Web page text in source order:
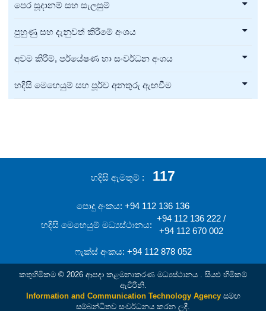
පෙර සූදානම් සහ සැලසුම්
පුහුණු සහ දැනුවත් කිරීමේ අංශය
අවම කිරීම්, පර්යේෂණ හා සංවර්ධන අංශය
හදිසි මෙහෙයුම් සහ පූර්ව අනතුරු ඇඟවීම
හදිසි ඇමතුම් 117
පොදු අංකය: +94 112 136 136
හදිසි මෙහෙයුම් මධ්‍යස්ථානය:
+94 112 136 222 /
+94 112 670 002
ෆැක්ස් අංකය: +94 112 878 052
කතුහිමිකම © 2026 ආපදා කළමනාකරණ මධ්‍යස්ථානය . සියළු හිමිකම්
ඇවිරිනි.
Information and Communication Technology Agencyසමඟ
සම්බන්ධිතව සංවර්ධනය කරන ලදී.